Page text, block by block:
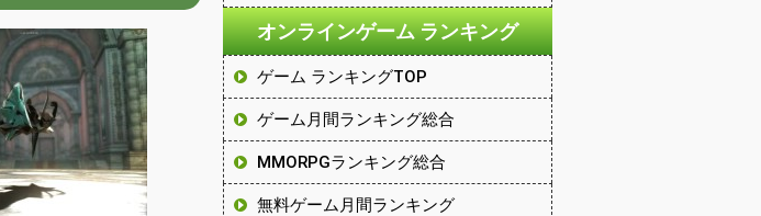
オンラインゲーム ランキング
ゲーム ランキングTOP
ゲーム月間ランキング総合
MMORPGランキング総合
無料ゲーム月間ランキング